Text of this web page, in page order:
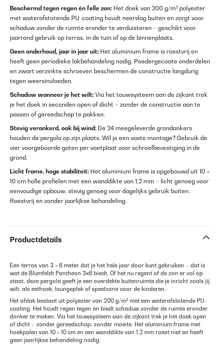
Beschermd tegen regen én felle zon: Het doek van 200 g/m² polyester
met waterafstotende PU-coating houdt neerslag buiten en zorgt voor
schaduw zonder de ruimte eronder te verduisteren – geschikt voor
jaarrond gebruik op terras, in de tuin of op de binnenplaats.
Geen onderhoud, jaar in jaar uit: Het aluminium frame is roestvrij en
heeft geen periodieke lakbehandeling nodig. Poedergecoate onderdelen
en zwart verzinkte schroeven beschermen de constructie langdurig
tegen weersinvloeden.
Schaduw wanneer je het wilt: Via het touwsysteem aan de zijkant trek
je het doek in seconden open of dicht – zonder de constructie aan te
passen of gereedschap te pakken.
Stevig verankerd, ook bij wind: De 24 meegeleverde grondankers
houden de pergola op zijn plaats. Wil je een vaste montage? Gebruik de
vier voorgeboorde gaten per voetplaat voor schroefbevestiging in de
grond.
Licht frame, hoge stabiliteit: Het aluminium frame is opgebouwd uit 10 ×
10 cm holle profielen met een wanddikte van 1,2 mm – licht genoeg voor
eenvoudige opbouw, stevig genoeg voor dagelijks gebruik buiten.
Roestvrij en zonder jaarlijkse behandeling.
Productdetails
Een terras van 3 × 6 meter dat je het hele jaar door kunt gebruiken – dat is
wat de Blumfeldt Pantheon 3x6 biedt. Of het nu regent of de zon er vol op
staat, deze pergola geeft je een overdekte buitenruimte die je inricht zoals jij
wilt: als eethoek, loungeplek of speelzone voor de kinderen.
Het afdak bestaat uit polyester van 200 g/m² met een waterafstotende PU-
coating. Het houdt regen tegen en biedt schaduw zonder de ruimte eronder
donker te maken. Via het touwsysteem aan de zijkant trek je het doek open
of dicht – zonder gereedschap, zonder moeite. Het aluminium frame met
hoekpalen van 10 × 10 cm en een wanddikte van 1,2 mm roest niet en heeft
geen jaarlijkse behandeling nodig.